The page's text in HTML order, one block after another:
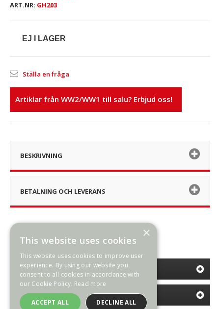
ART.NR: GH203
EJ I LAGER
Ställa en fråga
Artiklar från WW2/WW1 till salu? Erbjud oss!
BESKRIVNING
BETALNING OCH LEVERANS
KATEGORIER
INFORMATION
×
This website uses cookies
This website uses cookies to improve user
experience. By using our website you
consent to all cookies in accordance with
our Cookie Policy. Read more
ACCEPT ALL DECLINE ALL